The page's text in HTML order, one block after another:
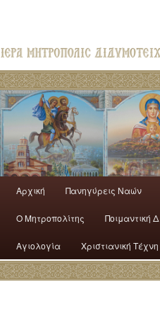
Αρχική Πανηγύρεις Ναών
Ο Mητροπολίτης Ποιμαντική
Αγιολογία Χριστιανική Τέχνη